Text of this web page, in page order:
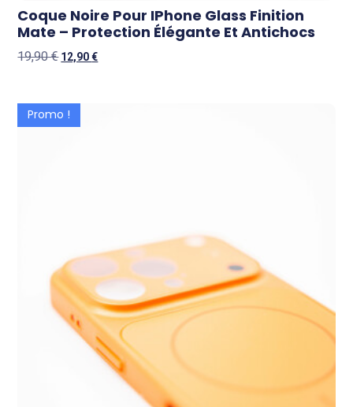
Coque Noire Pour IPhone Glass Finition
Mate – Protection Élégante Et Antichocs
19,90€ 12,90€
Promo !